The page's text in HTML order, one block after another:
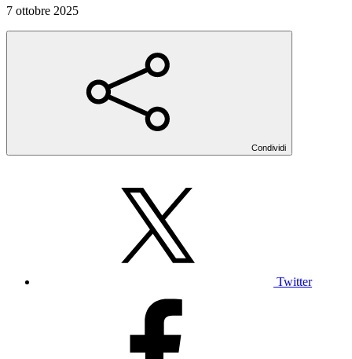
7 ottobre 2025
Condividi
Twitter